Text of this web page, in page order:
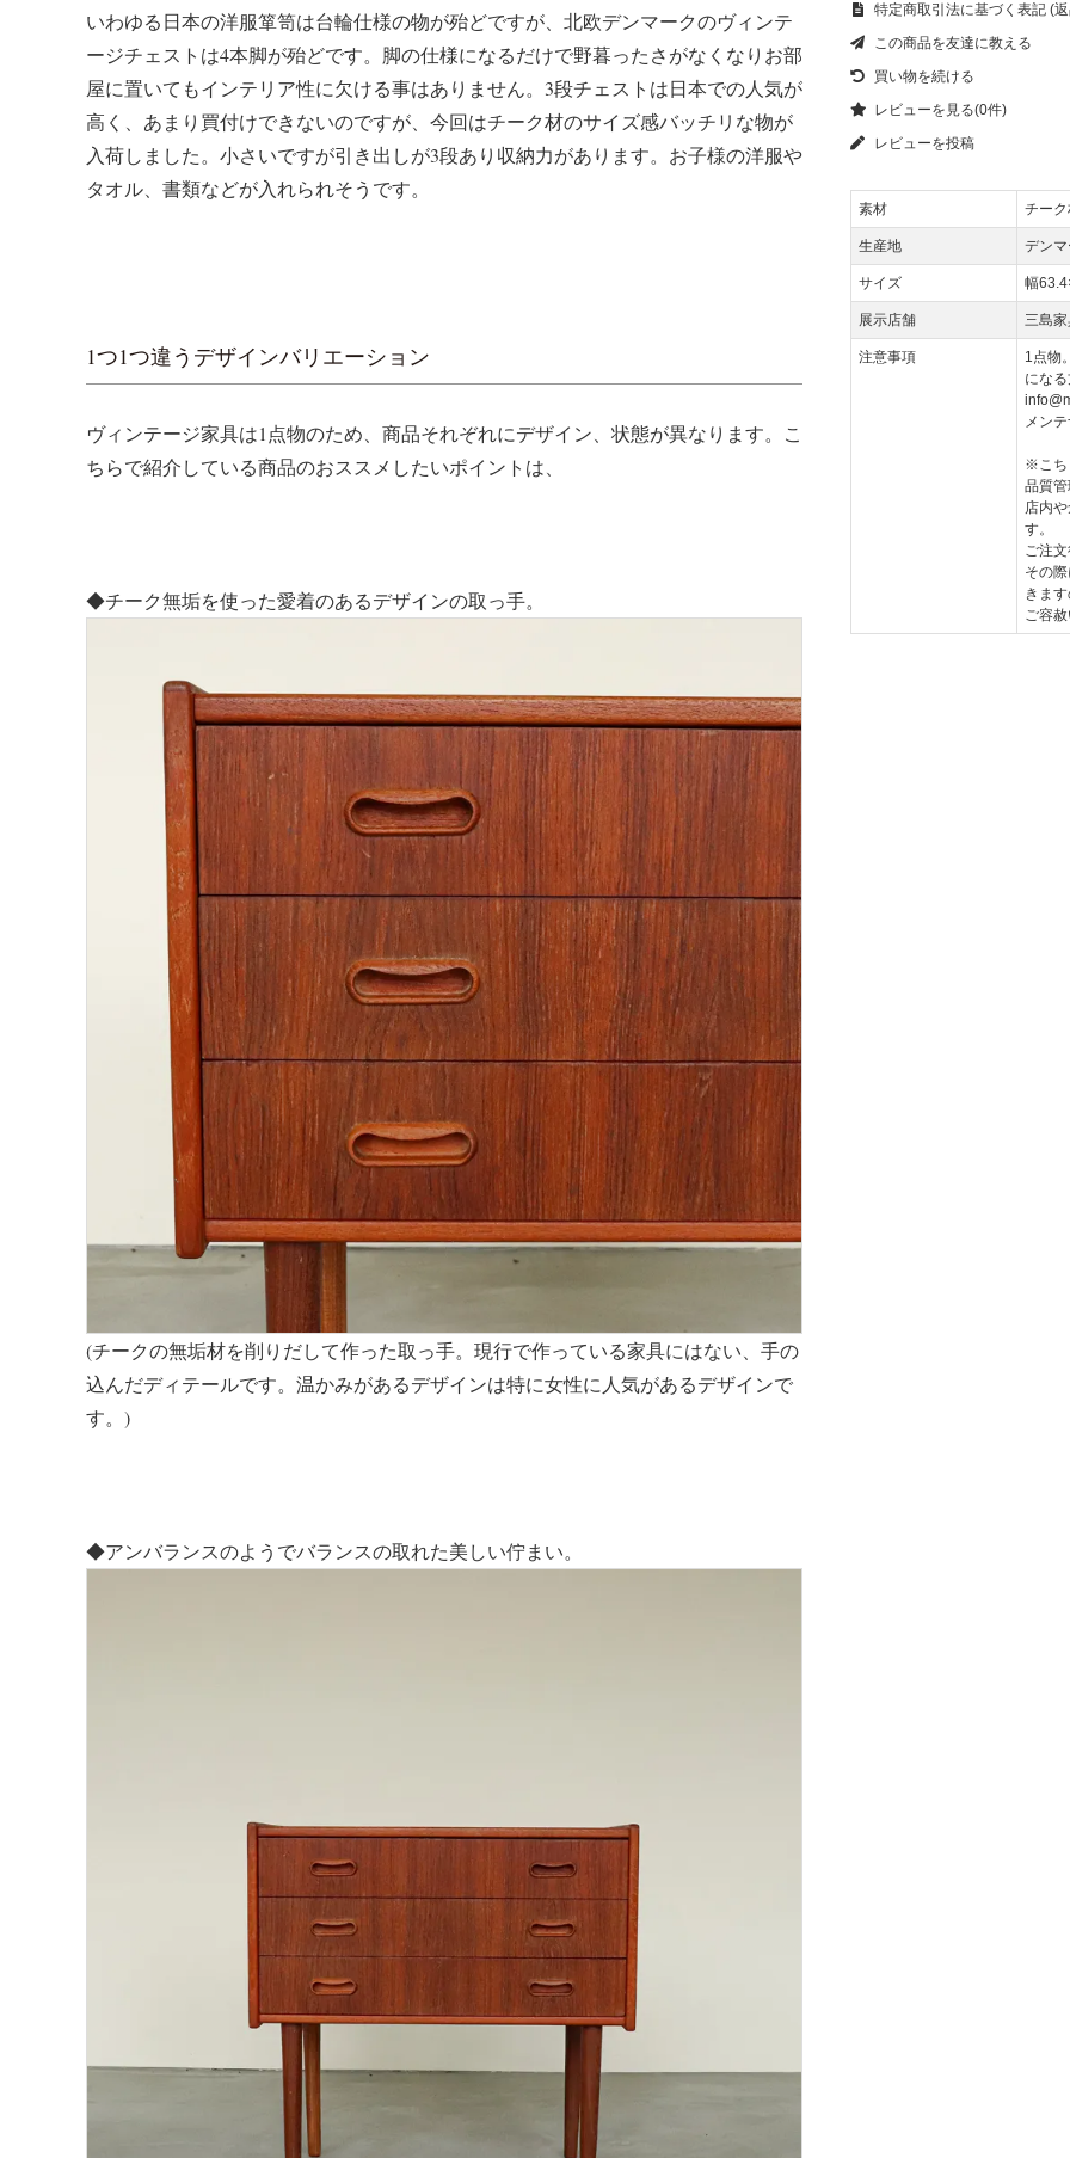
いわゆる日本の洋服箪笥は台輪仕様の物が殆どですが、北欧デンマークのヴィンテ
ージチェストは4本脚が殆どです。脚の仕様になるだけで野暮ったさがなくなりお部
屋に置いてもインテリア性に欠ける事はありません。3段チェストは日本での人気が
高く、あまり買付けできないのですが、今回はチーク材のサイズ感バッチリな物が
入荷しました。小さいですが引き出しが3段あり収納力があります。お子様の洋服や
タオル、書類などが入れられそうです。
1つ1つ違うデザインバリエーション
ヴィンテージ家具は1点物のため、商品それぞれにデザイン、状態が異なります。こ
ちらで紹介している商品のおススメしたいポイントは、
◆チーク無垢を使った愛着のあるデザインの取っ手。
(チークの無垢材を削りだして作った取っ手。現行で作っている家具にはない、手の
込んだディテールです。温かみがあるデザインは特に女性に人気があるデザインで
す。)
◆アンバランスのようでバランスの取れた美しい佇まい。
特定商取引法に基づく表記 (
この商品を友達に教える
買い物を続ける
レビューを見る(0件)
レビューを投稿
素材 チー
生産地 デン
サイズ 幅
展示店舗 三島
注意事項
1点物
にな
メン
※こち
品質
店内
す。
ご注
その
きま
ご容